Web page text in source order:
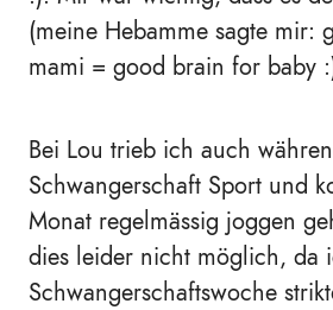
(meine Hebamme sagte mir:
mami = good brain for baby
Bei Lou trieb ich auch
Schwangerschaft Sport und
Monat regelmässig joggen
dies leider nicht möglich, da
Schwangerschaftswoche